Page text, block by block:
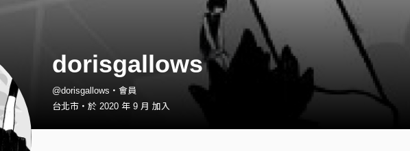
dorisgallows
@dorisgallows・會員
台北市・於 2020 年 9 月 加入